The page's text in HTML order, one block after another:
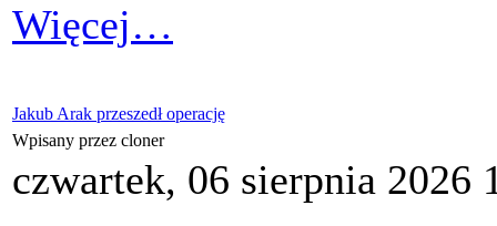
Więcej…
Jakub Arak przeszedł operację
Wpisany przez cloner
czwartek, 06 sierpnia 2026